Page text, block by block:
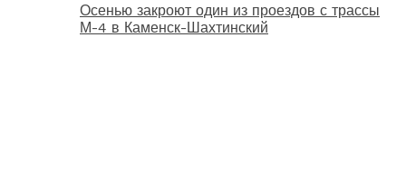
Осенью закроют один из проездов с трассы
М-4 в Каменск-Шахтинский